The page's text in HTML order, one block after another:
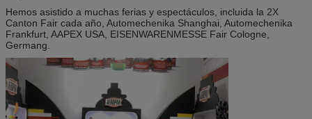
Hemos asistido a muchas ferias y espectáculos, incluida la 2X
Canton Fair cada año, Automechenika Shanghai, Automechenika
Frankfurt, AAPEX USA, EISENWARENMESSE Fair Cologne,
Germang.